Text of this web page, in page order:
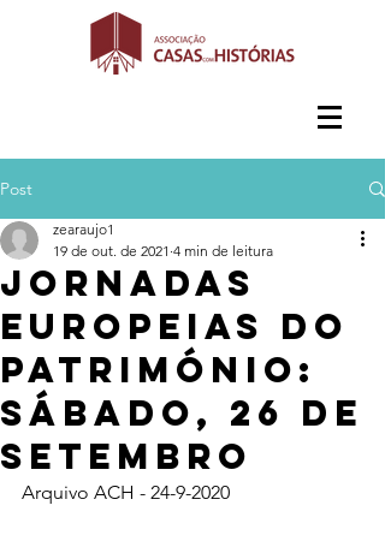
Post
Jornadas
Europeias do
Património:
sábado, 26 de
Setembro
zearaujo1
19 de out. de 2021 4 min de leitura
Arquivo ACH - 24-9-2020